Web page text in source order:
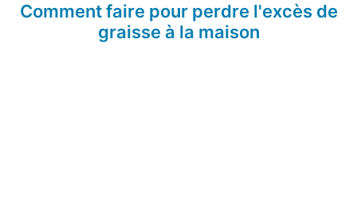
Comment faire pour perdre l'excès de
graisse à la maison